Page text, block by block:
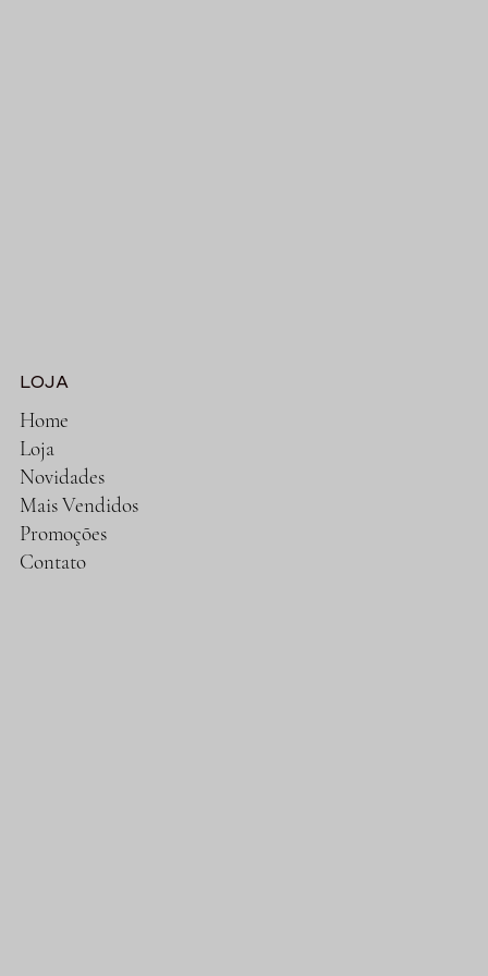
Home
Loja
Novidades
Mais Vendidos
Promoções
Contato
LOJA